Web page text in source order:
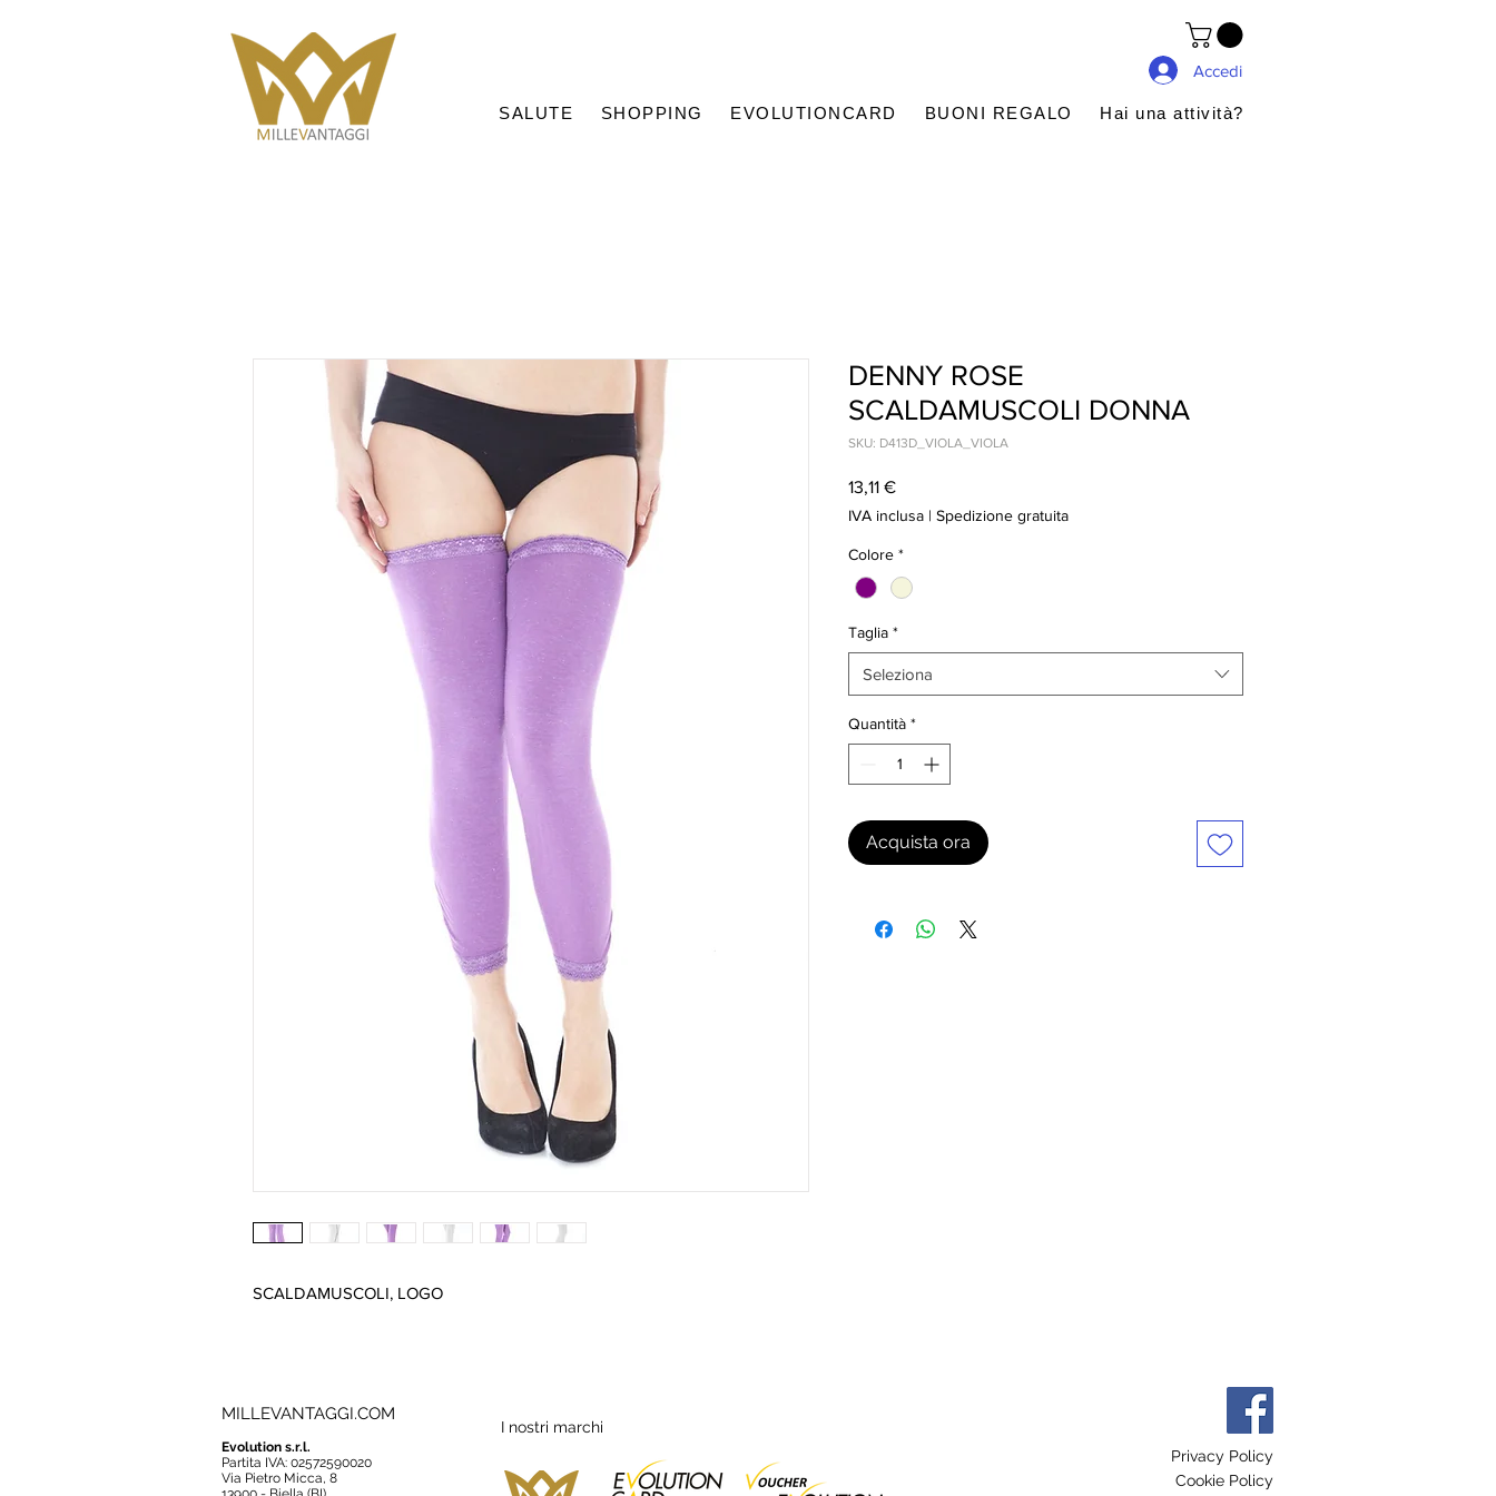
Accedi
SALUTE SHOPPING EVOLUTIONCARD BUONI REGALO Hai una attività?
SCALDAMUSCOLI, LOGO
DENNY ROSE
SCALDAMUSCOLI DONNA
SKU: D413D_VIOLA_VIOLA
13,11 €Prezzo
IVA inclusa | Spedizione gratuita
Colore *
Taglia *
Seleziona
Quantità *
Acquista ora
MILLEVANTAGGI.COM
Evolution s.r.l.
Partita IVA: 02572590020
Via Pietro Micca, 8
I nostri marchi
Privacy Policy
Cookie Policy